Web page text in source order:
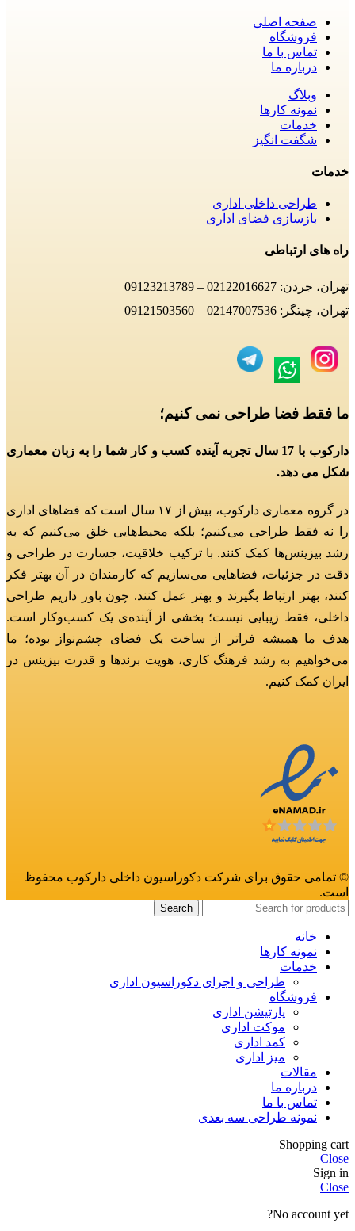
صفحه اصلی
فروشگاه
تماس با ما
درباره ما
وبلاگ
نمونه کارها
خدمات
شگفت انگیز
خدمات
طراحی داخلی اداری
بازسازی فضای اداری
راه های ارتباطی
تهران، جردن: 02122016627 – 09123213789
تهران، چیتگر: 02147007536 – 09121503560
ما فقط فضا طراحی نمی کنیم؛
دارکوب با 17 سال تجربه آینده کسب و کار شما را به زبان معماری
شکل می دهد.
در گروه معماری دارکوب، بیش از ۱۷ سال است که فضاهای اداری
را نه فقط طراحی می‌کنیم؛ بلکه محیط‌هایی خلق می‌کنیم که به
رشد بیزینس‌ها کمک کنند. با ترکیب خلاقیت، جسارت در طراحی و
دقت در جزئیات، فضاهایی می‌سازیم که کارمندان در آن بهتر فکر
کنند، بهتر ارتباط بگیرند و بهتر عمل کنند. چون باور داریم طراحی
داخلی، فقط زیبایی نیست؛ بخشی از آینده‌ی یک کسب‌وکار است.
هدف ما همیشه فراتر از ساخت یک فضای چشم‌نواز بوده؛ ما
می‌خواهیم به رشد فرهنگ کاری، هویت برندها و قدرت بیزینس در
ایران کمک کنیم.
© تمامی حقوق برای شرکت دکوراسیون داخلی دارکوب محفوظ
است.
Search
خانه
نمونه کارها
خدمات
طراحی و اجرای دکوراسیون اداری
فروشگاه
پارتیشن اداری
موکت اداری
کمد اداری
میز اداری
مقالات
درباره ما
تماس با ما
نمونه طراحی سه بعدی
Shopping cart
Close
Sign in
Close
No account yet?